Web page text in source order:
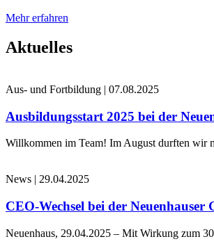
Mehr erfahren
Aktuelles
Aus- und Fortbildung | 07.08.2025
Ausbildungsstart 2025 bei der
Willkommen im Team! Im August durften wir
News | 29.04.2025
CEO-Wechsel bei der Neuenhauser
Neuenhaus, 29.04.2025 – Mit Wirkung zum